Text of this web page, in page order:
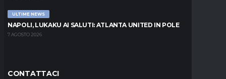
ULTIME NEWS
NAPOLI, LUKAKU AI SALUTI: ATLANTA UNITED IN POLE
7 AGOSTO 2026
CONTATTACI